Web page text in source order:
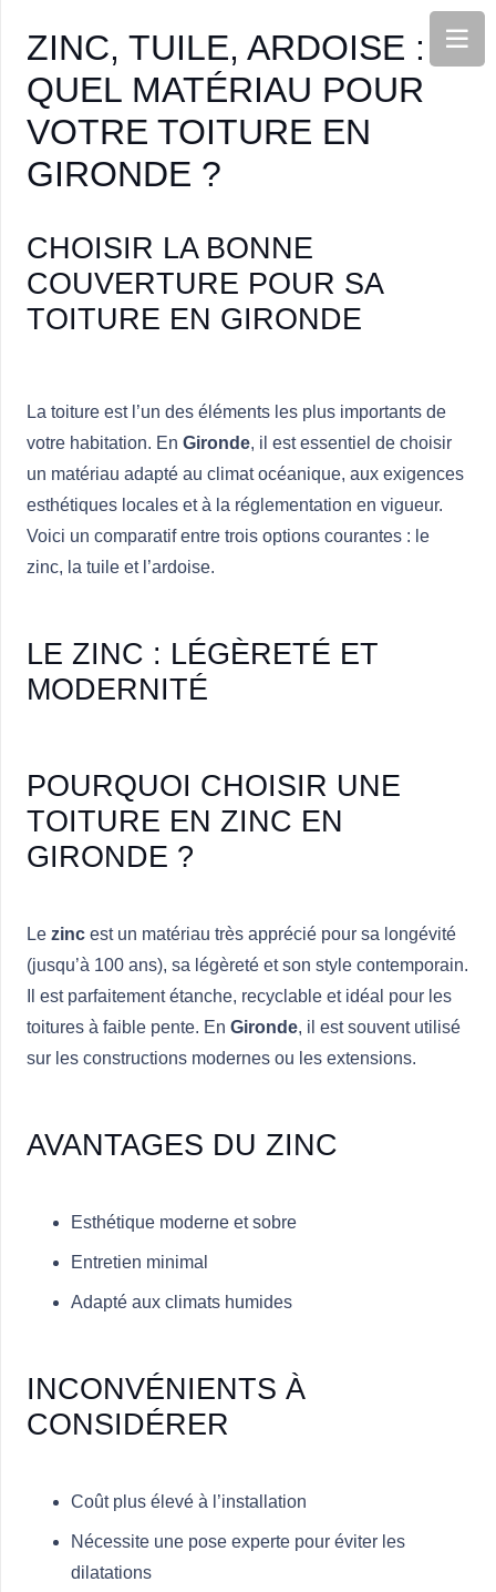
ZINC, TUILE, ARDOISE :
QUEL MATÉRIAU POUR
VOTRE TOITURE EN
GIRONDE ?
CHOISIR LA BONNE
COUVERTURE POUR SA
TOITURE EN GIRONDE
La toiture est l’un des éléments les plus importants de
votre habitation. En Gironde, il est essentiel de choisir
un matériau adapté au climat océanique, aux exigences
esthétiques locales et à la réglementation en vigueur.
Voici un comparatif entre trois options courantes : le
zinc, la tuile et l’ardoise.
LE ZINC : LÉGÈRETÉ ET
MODERNITÉ
POURQUOI CHOISIR UNE
TOITURE EN ZINC EN
GIRONDE ?
Le zinc est un matériau très apprécié pour sa longévité
(jusqu’à 100 ans), sa légèreté et son style contemporain.
Il est parfaitement étanche, recyclable et idéal pour les
toitures à faible pente. En Gironde, il est souvent utilisé
sur les constructions modernes ou les extensions.
AVANTAGES DU ZINC
Esthétique moderne et sobre
Entretien minimal
Adapté aux climats humides
INCONVÉNIENTS À
CONSIDÉRER
Coût plus élevé à l’installation
Nécessite une pose experte pour éviter les
dilatations